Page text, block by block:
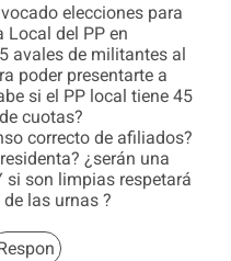
elecciones para
Local del PP en
avales de militantes al
poder presentarte a
si el PP local tiene 45
cuotas?
correcto de afiliados?
¿serán una
si son limpias respetará
las urnas ?